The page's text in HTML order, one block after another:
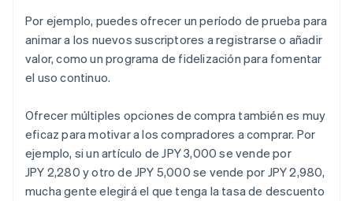
Por ejemplo, puedes ofrecer un período de prueba para
animar a los nuevos suscriptores a registrarse o añadir
valor, como un programa de fidelización para fomentar
el uso continuo.
Ofrecer múltiples opciones de compra también es muy
eficaz para motivar a los compradores a comprar. Por
ejemplo, si un artículo de JPY 3,000 se vende por
JPY 2,280 y otro de JPY 5,000 se vende por JPY 2,980,
mucha gente elegirá el que tenga la tasa de descuento